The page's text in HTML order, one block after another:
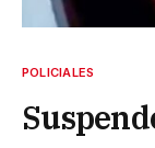
POLICIALES